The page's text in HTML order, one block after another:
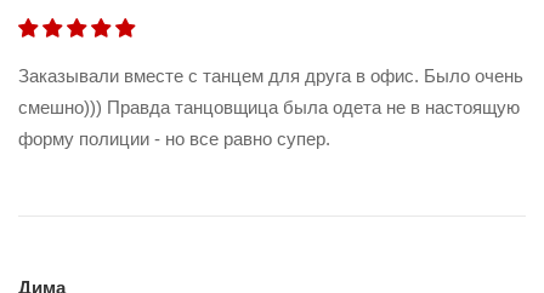
Заказывали вместе с танцем для друга в офис. Было очень
смешно))) Правда танцовщица была одета не в настоящую
форму полиции - но все равно супер.
Дима